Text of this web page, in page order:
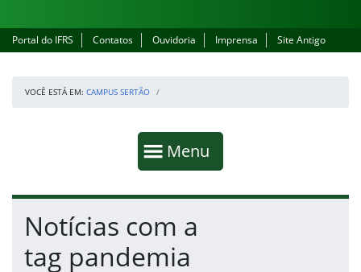
Portal do IFRS Contatos Ouvidoria Imprensa Site Antigo
VOCÊ ESTÁ EM: CAMPUS SERTÃO
Mostrar
Menu
Fim da navegação
Início do conteúdo
Notícias com a
tag pandemia